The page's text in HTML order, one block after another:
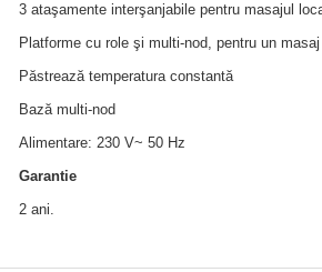
3 ataşamente interşanjabile pentru masajul
Platforme cu role şi multi-nod, pentru un
Păstrează temperatura constantă
Bază multi-nod
Alimentare: 230 V~ 50 Hz
Garantie
2 ani.